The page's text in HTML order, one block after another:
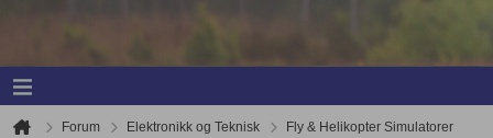
Forum Elektronikk og Teknisk
Fly & Helikopter Simulatorer